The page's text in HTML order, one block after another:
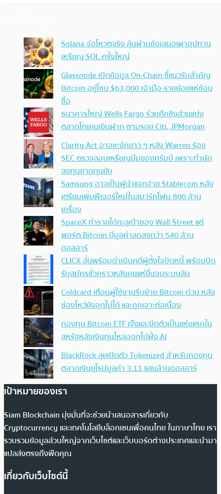
Solana จ่อโหวตจริง ลุ้นผ่านข้อเสนอเผาอุปทาน
เหรียญ SOL ครั้งใหญ่
Glassnode เปิดข้อมูล On-Chain ชี้แนวรับสำคัญ
Bitcoin อยู่โซน $63,000 เจ้ามือ-รายย่อยแห่ช้อน
ซื้อ
ธนาคารใหญ่ Wells Fargo ร่วมศึกชิงส่วนแบ่ง
ตลาดโทเคนเงินฝาก ตามรอย Citi, JPMorgan
Clarity Act อาจชะงักยาว ๆ หลัง Warren ร้อง
SEC ตรวจสอบเหรียญมีมของทรัมป์ เพราะทำนัก
ลงทุนขาดทุนยับ
Samsung อาจเป็นผู้นำแจกจ่าย Stablecoin หลัง
เตรียมเพิ่มฟีเจอร์ใหม่ในสมาร์ทโฟน 800 ล้าน
เครื่อง
SpaceX ทำรายได้ทะลุเป้าของ Wall Street แต่
พอร์ต Bitcoin มีมูลค่าลดลงกว่า 540 ล้าน
ดอลลาร์
CLICX ลั่นพร้อมดำเนินคดีผู้ตั้งใจบิดหนี้ พร้อมปิด
รับสมัครชั่วคราวหลังคนแห่ยื่นจนระบบล้น
Coldcard เตือนผู้ใช้งานรีบย้าย Bitcoin ด่วน หลัง
ช่องโหว่ยังอุดไม่ได้ และถูกเจาะต่อเนื่อง
กองทุน Bitcoin ETF เจ๊งและปิดตัวเป็นแห่งแรกใน
สหรัฐหลังเงินทุนไหลออกไปฝั่ง AI
BlackRock ลุยเปิดตัว Tokenized สำหรับกองทุน
ตลาดเงินยุโรปมูลค่า 3.11 แสนล้านดอลลาร์
เป้าหมายของเรา
Siam Blockchain มุ่งมั่นที่จะช่วยนำเสนอสารเกี่ยวกับ
Cryptocurrency และเทคโนโลยีบล็อกเชนเพื่อคนไทย ในภาษาไทย เรา
รวบรวมข้อมูลส่วนใหญ่จากเว็บไซต์และเว็บบอร์ดต่างประเทศและนำมา
แปลส่งตรงถึงฟีดคุณ
เกี่ยวกับเว็บไซต์นี้